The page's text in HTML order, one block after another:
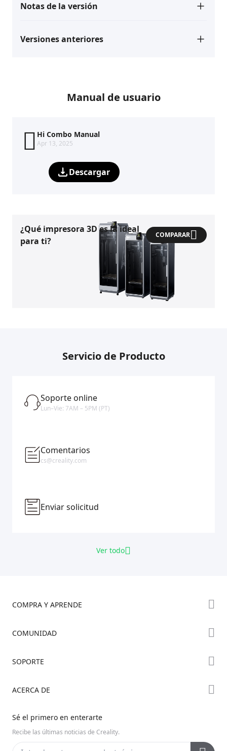
Notas de la versión
Versiones anteriores
Manual de usuario
Hi Combo Manual
Apr 13, 2025
Descargar
¿Qué impresora 3D es la ideal
para ti?
COMPARAR
Servicio de Producto
Soporte online
Lun–Vie: 7AM – 5PM (PT)
Comentarios
cs@creality.com
Enviar solicitud
Ver todo
COMPRA Y APRENDE
Serie K2
COMUNIDAD
Discord
SOPORTE
Centro de Ayuda
Centro de Videos
ACERCA DE
Contáctanos
Sé el primero en enterarte
Recibe las últimas noticias de Creality.